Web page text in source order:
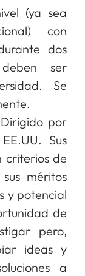
(ya sea
con
dos
ser
Se
por
Sus
criterios de
méritos
y potencial
de
pero,
ideas y
a